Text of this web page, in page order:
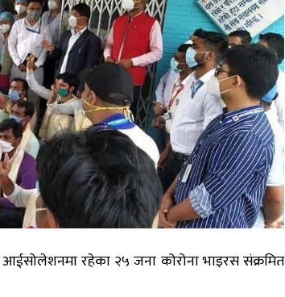
रहेका २५ जना कोरोना भाइरस संक्रमित